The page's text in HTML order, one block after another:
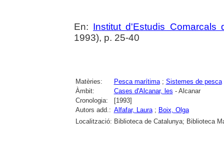
En: Institut d'Estudis Comarcals
1993), p. 25-40
Matèries: Pesca marítima; Sistemes de pesca
Àmbit:
Cases d'Alcanar, les - Alcanar
Cronologia:
[1993]
Autors add.: Alfafar, Laura; Boix, Olga
Localització: Biblioteca de Catalunya; Biblioteca